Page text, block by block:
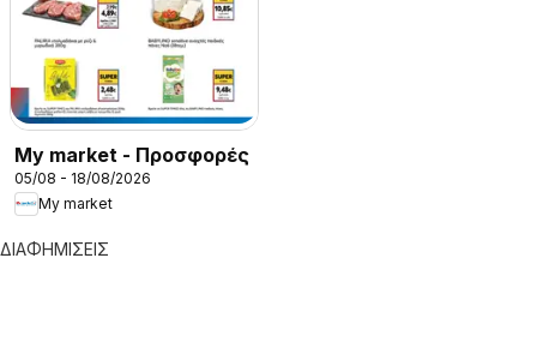
My market - Προσφορές
05/08 - 18/08/2026
My market
ΔΙΑΦΗΜΙΣΕΙΣ